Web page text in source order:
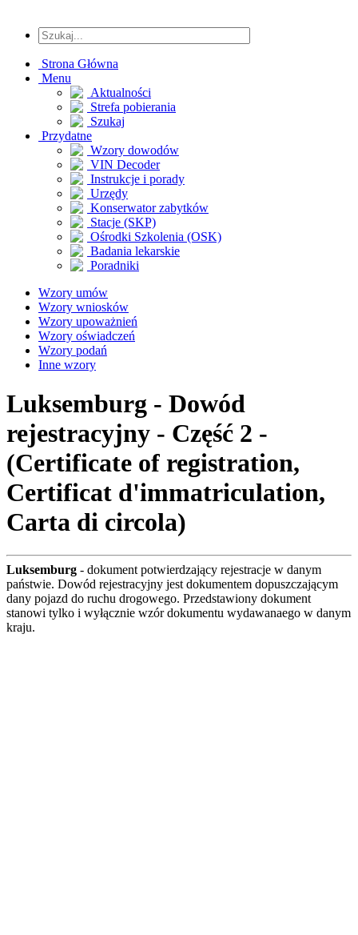
Strona Główna
Menu
Aktualności
Strefa pobierania
Szukaj
Przydatne
Wzory dowodów
VIN Decoder
Instrukcje i porady
Urzędy
Konserwator zabytków
Stacje (SKP)
Ośrodki Szkolenia (OSK)
Badania lekarskie
Poradniki
Wzory umów
Wzory wniosków
Wzory upoważnień
Wzory oświadczeń
Wzory podań
Inne wzory
Luksemburg - Dowód
rejestracyjny - Część 2 -
(Certificate of registration,
Certificat d'immatriculation,
Carta di circola)
Luksemburg - dokument potwierdzający rejestracje w danym
państwie. Dowód rejestracyjny jest dokumentem dopuszczającym
dany pojazd do ruchu drogowego. Przedstawiony dokument
stanowi tylko i wyłącznie wzór dokumentu wydawanaego w danym
kraju.